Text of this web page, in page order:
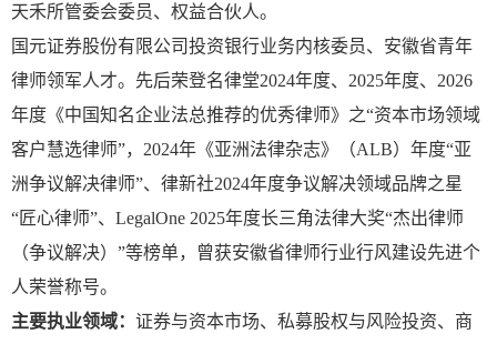
天禾所管委会委员、权益合伙人。
国元证券股份有限公司投资银行业务内核委员、安徽省青年
律师领军人才。先后荣登名律堂2024年度、2025年度、2026
年度《中国知名企业法总推荐的优秀律师》之“资本市场领域
客户慧选律师”，2024年《亚洲法律杂志》（ALB）年度“亚
洲争议解决律师”、律新社2024年度争议解决领域品牌之星
“匠心律师”、LegalOne 2025年度长三角法律大奖“杰出律师
（争议解决）”等榜单，曾获安徽省律师行业行风建设先进个
人荣誉称号。
主要执业领域： 证券与资本市场、私募股权与风险投资、商